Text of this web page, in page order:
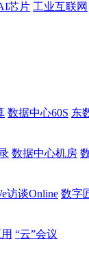
芯片 工业互联网
数据中心60S 东
数据中心机房
访谈Online 数字
“云”会议